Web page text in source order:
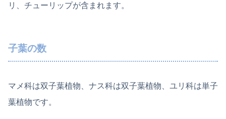
リ、チューリップが含まれます。
子葉の数
マメ科は双子葉植物、ナス科は双子葉植物、ユリ科は単子
葉植物です。